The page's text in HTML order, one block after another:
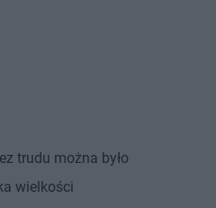
trudu można było
wielkości